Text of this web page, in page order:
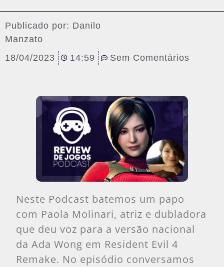
Publicado por: Danilo
Manzato
18/04/2023
14:59 Sem Comentários
Neste Podcast batemos um papo
com Paola Molinari, atriz e dubladora
que deu voz para a versão nacional
da Ada Wong em Resident Evil 4
Remake. No episódio conversamos